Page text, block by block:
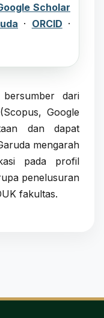
Scholar
· ORCID ·
dari
Google
dan dapat
mengarah
pada profil
penelusuran
fakultas.